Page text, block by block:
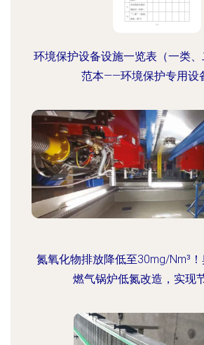
环境保护设备设施一览表（一类
范本——环境保护专用设
氮氧化物排放降低至30mg/Nm³！
燃气锅炉低氮改造，实现